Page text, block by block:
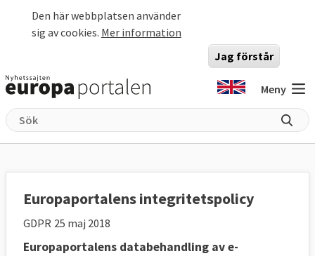
Den här webbplatsen använder
sig av cookies. Mer information
Jag förstår
Meny
Europaportalens integritetspolicy
GDPR 25 maj 2018
Europaportalens databehandling av e-